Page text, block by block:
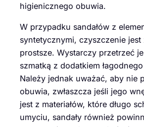
higienicznego obuwia.
W przypadku sandałów z
syntetycznymi, czyszczenie jest
prostsze. Wystarczy przetrzeć
szmatką z dodatkiem
Należy jednak uważać, aby nie
obuwia, zwłaszcza jeśli jego
jest z materiałów, które długo
umyciu, sandały również